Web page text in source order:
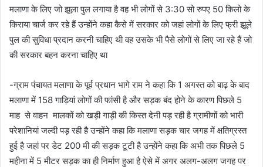
मलाणा के लिए जो झूला पुल लगाया है वह भी लोगों से 3:30 सो रुपए 50 किलो के
किराया चार्ज कर रहे हैं उन्होंने कहा कैसे में सरकार को जहां लोगों के लिए फ्री झूले
पुल की सुविधा प्रदान करनी चाहिए थी वह उसके भी पैसे लोगों से लिए जा रहे हैं जो
की सरकार बहन करना चाहिए था
-ग्राम पंचायत मलाणा के पूर्व प्रधान भागे राम ने कहा कि 1 अगस्त को बाढ़ के बाद
मलाणा में 158 गाड़ियां लोगों की फांसी है और सड़क बंद होने के कारण पिछले 5
माह से वाहन मालकों को खड़ी गाड़ी की किस्त देनी पड़ रही है ग्रामीणों को भारी
परेशानियां जल्दी पड़ रही है उन्होंने कहा कि मलाणा सड़क चार जगह में क्षतिग्रस्त
हुई है जहां पर डेट 200 मी की सड़क टूटी है उन्होंने कहा कि अभी तक पिछले 5
महीना में 5 मीटर सड़क का ही निर्माण हुआ है ऐसे में अगर अलग-अलग जगह पर